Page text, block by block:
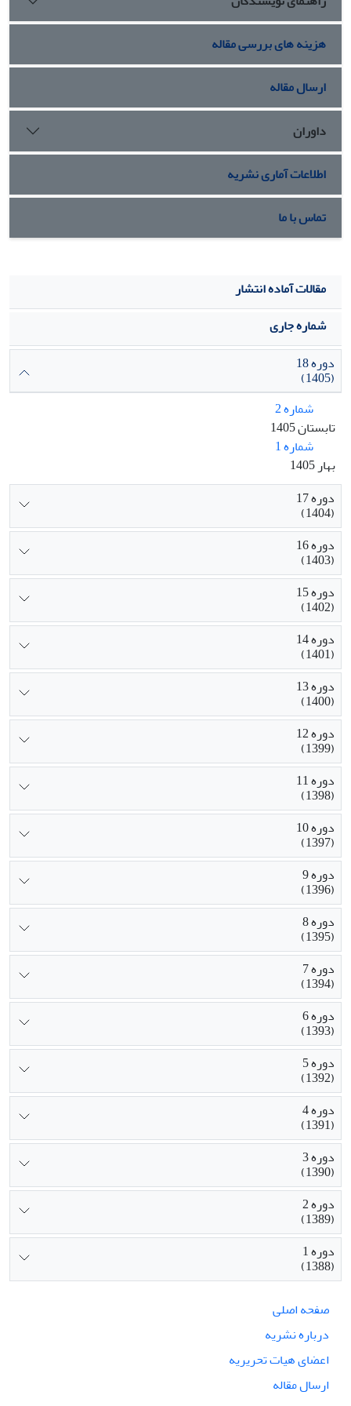
هزینه های بررسی مقاله
ارسال مقاله
داوران
اطلاعات آماری نشریه
تماس با ما
مقالات آماده انتشار
شماره جاری
دوره 18
(1405)
شماره 2
تابستان 1405
شماره 1
بهار 1405
دوره 17
(1404)
دوره 16
(1403)
دوره 15
(1402)
دوره 14
(1401)
دوره 13
(1400)
دوره 12
(1399)
دوره 11
(1398)
دوره 10
(1397)
دوره 9
(1396)
دوره 8
(1395)
دوره 7
(1394)
دوره 6
(1393)
دوره 5
(1392)
دوره 4
(1391)
دوره 3
(1390)
دوره 2
(1389)
دوره 1
(1388)
صفحه اصلی
درباره نشریه
اعضای هیات تحریریه
ارسال مقاله